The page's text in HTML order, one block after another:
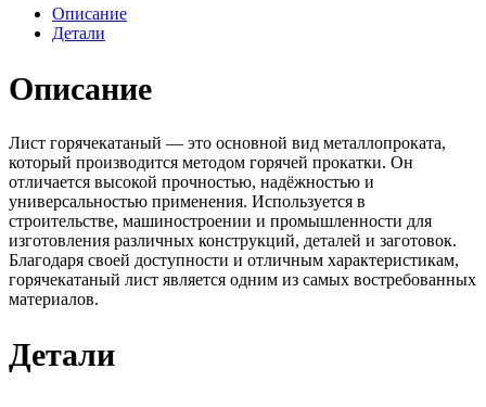
Описание
Детали
Описание
Лист горячекатаный — это основной вид металлопроката,
который производится методом горячей прокатки. Он
отличается высокой прочностью, надёжностью и
универсальностью применения. Используется в
строительстве, машиностроении и промышленности для
изготовления различных конструкций, деталей и заготовок.
Благодаря своей доступности и отличным характеристикам,
горячекатаный лист является одним из самых востребованных
материалов.
Детали